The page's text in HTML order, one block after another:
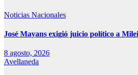
Noticias Nacionales
José Mayans exigió juicio político a
8 agosto, 2026
Avellaneda